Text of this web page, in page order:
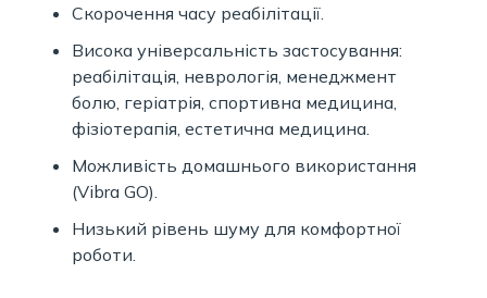
Скорочення часу реабілітації.
Висока універсальність застосування:
реабілітація, неврологія, менеджмент
болю, геріатрія, спортивна медицина,
фізіотерапія, естетична медицина.
Можливість домашнього використання
(Vibra GO).
Низький рівень шуму для комфортної
роботи.